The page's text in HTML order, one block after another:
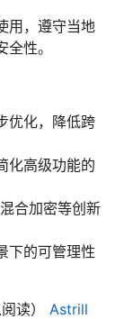
用，遵守当地
性。
优化，降低跨
化高级功能的
合加密等创新
下的可管理性
读） Astrill